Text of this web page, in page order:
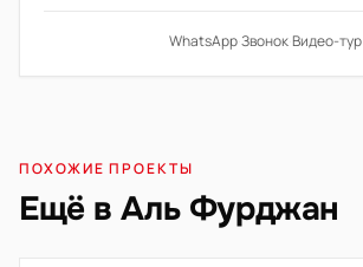
WhatsApp·Звонок·Видео-тур
ПОХОЖИЕ ПРОЕКТЫ
Ещё в Аль Фурджан